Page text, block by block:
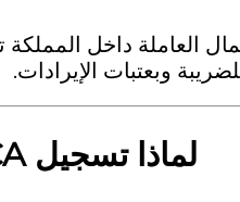
وبعتبات الإيرادات.
لماذا تسجيل ZATCA مهم